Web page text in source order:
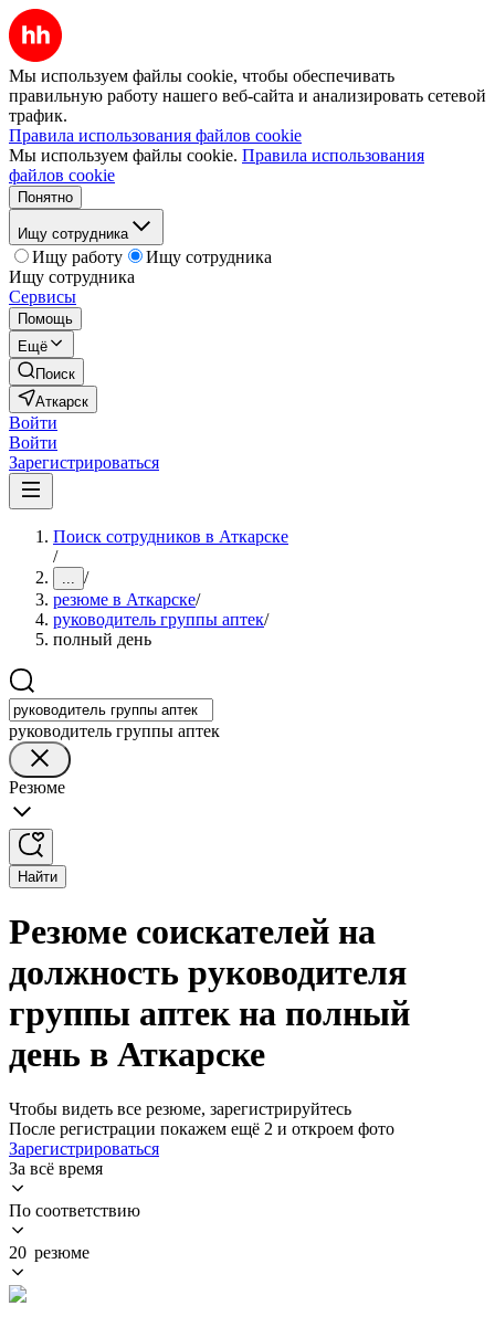
Мы используем файлы cookie, чтобы обеспечивать
правильную работу нашего веб-сайта и анализировать сетевой
трафик.
Правила использования файлов cookie
Мы используем файлы cookie. Правила использования
файлов cookie
Понятно
Ищу сотрудника
Ищу работу
Ищу сотрудника
Ищу сотрудника
Сервисы
Помощь
Ещё
Поиск
Аткарск
Войти
Войти
Зарегистрироваться
Поиск сотрудников в Аткарске
/
... /
резюме в Аткарске/
руководитель группы аптек/
полный день
руководитель группы аптек
Резюме
Найти
Резюме соискателей на
должность руководителя
группы аптек на полный
день в Аткарске
Чтобы видеть все резюме, зарегистрируйтесь
После регистрации покажем ещё 2 и откроем фото
Зарегистрироваться
За всё время
По соответствию
20 резюме